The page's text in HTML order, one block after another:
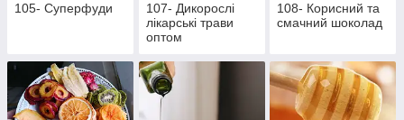
105- Суперфуди
107- Дикорослі
лікарські трави
оптом
108- Корисний та
смачний шоколад